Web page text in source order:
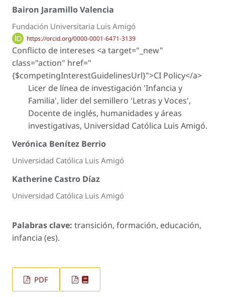
Bairon Jaramillo Valencia
Fundación Universitaria Luis Amigó
https://orcid.org/0000-0001-6471-3139
Conflicto de intereses <a target="_new"
class="action" href="
{$competingInterestGuidelinesUrl}">CI Policy</a>
Licer de línea de investigación 'Infancia y
Familia', lider del semillero 'Letras y Voces',
Docente de inglés, humanidades y áreas
investigativas, Universidad Católica Luis Amigó.
Verónica Benítez Berrio
Universidad Católica Luis Amigó
Katherine Castro Díaz
Universidad Católica Luis Amigó
Palabras clave: transición, formación, educación,
infancia (es).
PDF